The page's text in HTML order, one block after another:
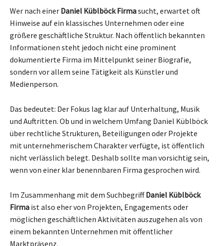
Wer nach einer Daniel Küblböck Firmasucht, erwartet oft
Hinweise auf ein klassisches Unternehmen oder eine
größere geschäftliche Struktur. Nach öffentlich bekannten
Informationen steht jedoch nicht eine prominent
dokumentierte Firma im Mittelpunkt seiner Biografie,
sondern vor allem seine Tätigkeit als Künstler und
Medienperson.
Das bedeutet: Der Fokus lag klar auf Unterhaltung, Musik
und Auftritten. Ob und in welchem Umfang Daniel Küblböck
über rechtliche Strukturen, Beteiligungen oder Projekte
mit unternehmerischem Charakter verfügte, ist öffentlich
nicht verlässlich belegt. Deshalb sollte man vorsichtig sein,
wenn von einer klar benennbaren Firma gesprochen wird.
Im Zusammenhang mit dem SuchbegriffDaniel Küblböck
Firma ist also eher von Projekten, Engagements oder
möglichen geschäftlichen Aktivitäten auszugehen als von
einem bekannten Unternehmen mit öffentlicher
Marktpräsenz.